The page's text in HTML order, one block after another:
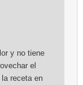
y no tiene
el
receta en